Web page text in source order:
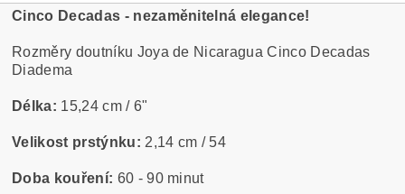
Cinco Decadas - nezaměnitelná elegance!
Rozměry doutníku Joya de Nicaragua Cinco Decadas
Diadema
Délka: 15,24 cm / 6"
Velikost prstýnku: 2,14 cm / 54
Doba kouření: 60 - 90 minut